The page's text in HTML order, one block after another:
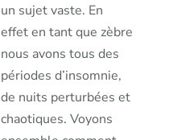
un sujet vaste. En
effet en tant que zèbre
nous avons tous des
périodes d’insomnie,
de nuits perturbées et
chaotiques. Voyons